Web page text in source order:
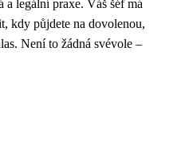
a legální praxe. Váš šéf má
kdy půjdete na dovolenou,
Není to žádná svévole –